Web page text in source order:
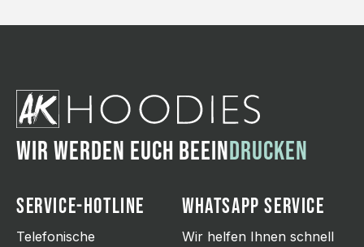
WIR WERDEN EUCH BEEINDRUCKEN
SERVICE-HOTLINE
Telefonische
WHATSAPP SERVICE
Wir helfen Ihnen schnell